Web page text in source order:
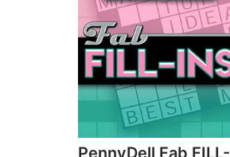
PennyDell Fab FILL-